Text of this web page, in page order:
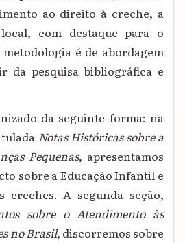
ao direito à creche, a
com destaque para o
é de abordagem
da pesquisa bibliográfica e
da seguinte forma: na
Notas Históricas sobre a
Pequenas, apresentamos
sobre a Educação Infantil e
creches. A segunda seção,
sobre o Atendimento às
no Brasil, discorremos sobre